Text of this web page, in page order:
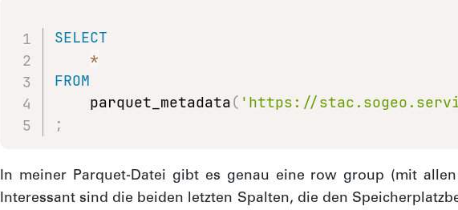
SELECT
*
FROM
    parquet_metadata
( 'https://
;
In meiner Parquet-Datei gibt es genau eine row group (mit
Interessant sind die beiden letzten Spalten, die den